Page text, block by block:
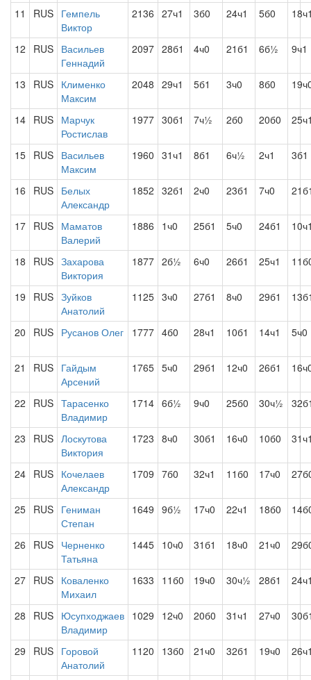
11 RUS Гемпель
Виктор
2136 27ч1 3б0 24ч1 5б0
12 RUS Васильев
Геннадий
2097 28б1 4ч0 21б1 6б½ 9ч1
13 RUS Клименко
Максим
2048 29ч1 5б1 3ч0 8б0
14 RUS Марчук
Ростислав
1977 30б1 7ч½ 2б0 20б0
15 RUS Васильев
Максим
1960 31ч1 8б1 6ч½ 2ч1 3б1
16 RUS Белых
Александр
1852 32б1 2ч0 23б1 7ч0
17 RUS Маматов
Валерий
1886 1ч0 25б1 5ч0 24б1
18 RUS Захарова
Виктория
1877 2б½ 6ч0 26б1 25ч1
19 RUS Зуйков
Анатолий
1125 3ч0 27б1 8ч0 29б1
20 RUS Русанов Олег 1777 4б0 28ч1 10б1 14ч1 5ч0
21 RUS Гайдым
Арсений
1765 5ч0 29б1 12ч0 26б1
22 RUS Тарасенко
Владимир
1714 6б½ 9ч0 25б0 30ч½
23 RUS Лоскутова
Виктория
1723 8ч0 30б1 16ч0 10б0
24 RUS Кочелаев
Александр
1709 7б0 32ч1 11б0 17ч0
25 RUS Гениман
Степан
1649 9б½ 17ч0 22ч1 18б0
26 RUS Черненко
Татьяна
1445 10ч0 31б1 18ч0 21ч0
27 RUS Коваленко
Михаил
1633 11б0 19ч0 30ч½ 28б1
28 RUS Юсупходжаев
Владимир
1029 12ч0 20б0 31ч1 27ч0
29 RUS Горовой
Анатолий
1120 13б0 21ч0 32б1 19ч0